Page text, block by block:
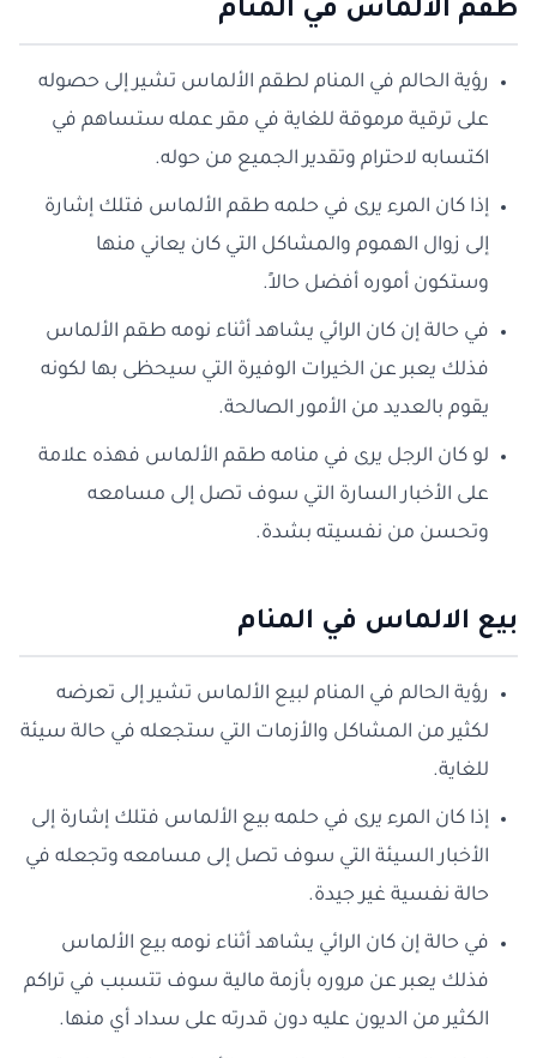
طقم الالماس في المنام
رؤية الحالم في المنام لطقم الألماس تشير إلى حصوله
على ترقية مرموقة للغاية في مقر عمله ستساهم في
اكتسابه لاحترام وتقدير الجميع من حوله.
إذا كان المرء يرى في حلمه طقم الألماس فتلك إشارة
إلى زوال الهموم والمشاكل التي كان يعاني منها
وستكون أموره أفضل حالاً.
في حالة إن كان الرائي يشاهد أثناء نومه طقم الألماس
فذلك يعبر عن الخيرات الوفيرة التي سيحظى بها لكونه
يقوم بالعديد من الأمور الصالحة.
لو كان الرجل يرى في منامه طقم الألماس فهذه علامة
على الأخبار السارة التي سوف تصل إلى مسامعه
وتحسن من نفسيته بشدة.
بيع الالماس في المنام
رؤية الحالم في المنام لبيع الألماس تشير إلى تعرضه
لكثير من المشاكل والأزمات التي ستجعله في حالة سيئة
للغاية.
إذا كان المرء يرى في حلمه بيع الألماس فتلك إشارة إلى
الأخبار السيئة التي سوف تصل إلى مسامعه وتجعله في
حالة نفسية غير جيدة.
في حالة إن كان الرائي يشاهد أثناء نومه بيع الألماس
فذلك يعبر عن مروره بأزمة مالية سوف تتسبب في تراكم
الكثير من الديون عليه دون قدرته على سداد أي منها.